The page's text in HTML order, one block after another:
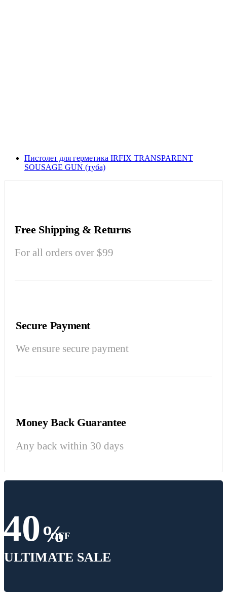
Пистолет для герметика IRFIX TRANSPARENT
SOUSAGE GUN (туба)
Free Shipping & Returns
For all orders over $99
Secure Payment
We ensure secure payment
Money Back Guarantee
Any back within 30 days
40%
OFF
ULTIMATE SALE